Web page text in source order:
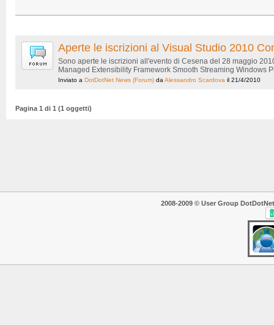
Aperte le iscrizioni al Visual Studio 2010
Sono aperte le iscrizioni all'evento di Cesena del 28 maggio
Managed Extensibility Framework Smooth Streaming Windows
Inviato a DotDotNet News (Forum) daAlessandro Scardova il 21/4/2010
Pagina 1 di 1 (1 oggetti)
2008-2009 © User Group